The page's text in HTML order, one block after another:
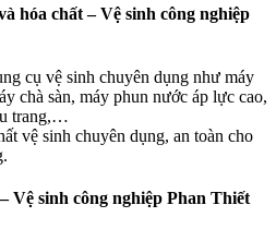
hóa chất– Vệ sinh công nghiệp
cụ vệ sinh chuyên dụng như máy
chà sàn, máy phun nước áp lực cao,
trang,…
vệ sinh chuyên dụng, an toàn cho
– Vệ sinh công nghiệp Phan Thiết